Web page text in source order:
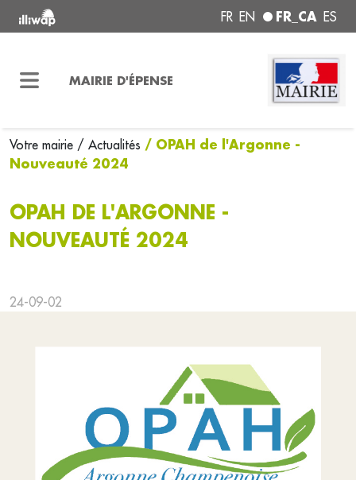
FR EN FR_CA ES
MAIRIE D'ÉPENSE
Votre mairie / Actualités / OPAH de l'Argonne -
Nouveauté 2024
OPAH DE L'ARGONNE -
NOUVEAUTÉ 2024
24-09-02